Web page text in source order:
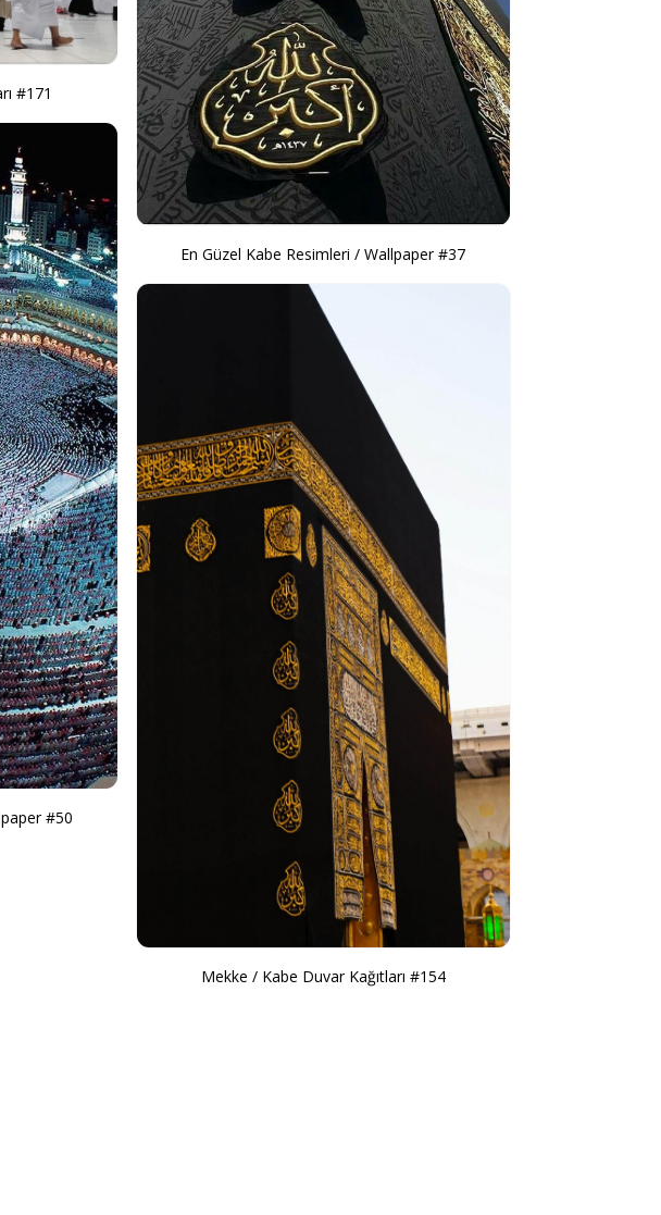
#171
#50
En Güzel Kabe Resimleri / Wallpaper #37
Mekke / Kabe Duvar Kağıtları #154